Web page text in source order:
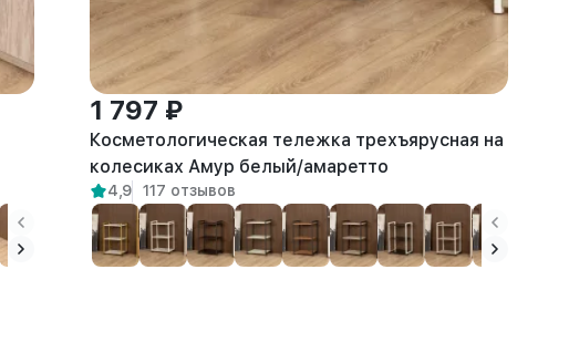
1 797 ₽
Косметологическая тележка трехъярусная на
колесиках Амур белый/амаретто
4,9 117 отзывов